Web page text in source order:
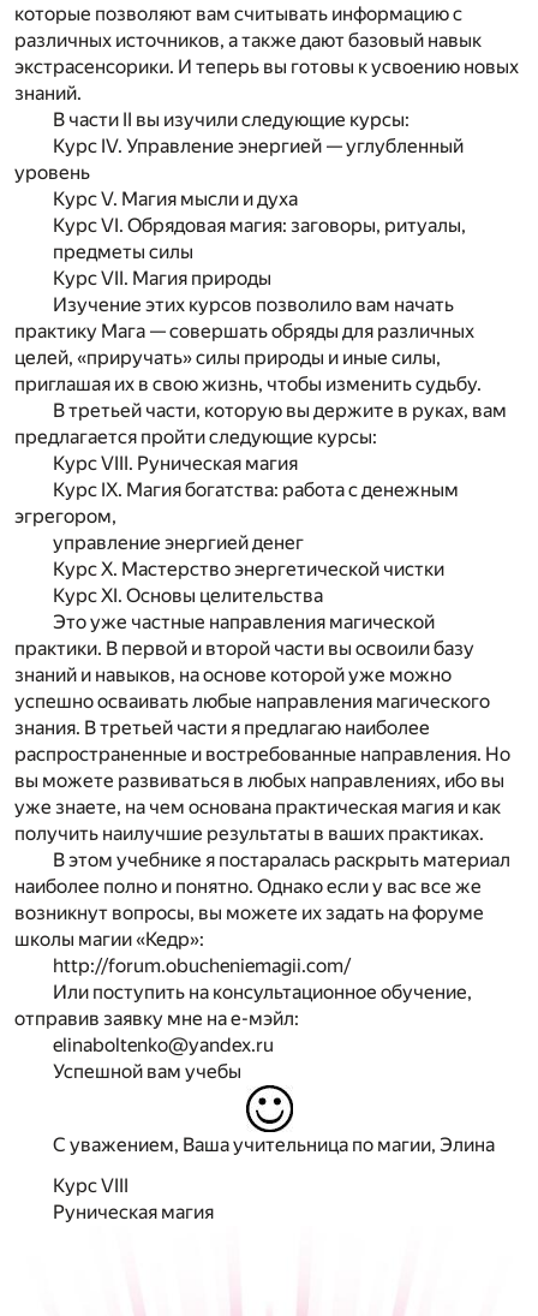
которые позволяют вам считывать информацию с
различных источников, а также дают базовый навык
экстрасенсорики. И теперь вы готовы к усвоению новых
знаний.
В части II вы изучили следующие курсы:
Курс IV. Управление энергией — углубленный
уровень
Курс V. Магия мысли и духа
Курс VI. Обрядовая магия: заговоры, ритуалы,
предметы силы
Курс VII. Магия природы
Изучение этих курсов позволило вам начать
практику Мага — совершать обряды для различных
целей, «приручать» силы природы и иные силы,
приглашая их в свою жизнь, чтобы изменить судьбу.
В третьей части, которую вы держите в руках, вам
предлагается пройти следующие курсы:
Курс VIII. Руническая магия
Курс IX. Магия богатства: работа с денежным
эгрегором,
управление энергией денег
Курс X. Мастерство энергетической чистки
Курс XI. Основы целительства
Это уже частные направления магической
практики. В первой и второй части вы освоили базу
знаний и навыков, на основе которой уже можно
успешно осваивать любые направления магического
знания. В третьей части я предлагаю наиболее
распространенные и востребованные направления. Но
вы можете развиваться в любых направлениях, ибо вы
уже знаете, на чем основана практическая магия и как
получить наилучшие результаты в ваших практиках.
В этом учебнике я постаралась раскрыть материал
наиболее полно и понятно. Однако если у вас все же
возникнут вопросы, вы можете их задать на форуме
школы магии «Кедр»:
http://forum.obucheniemagii.com/
Или поступить на консультационное обучение,
отправив заявку мне на е-мэйл:
elinaboltenko@yandex.ru
Успешной вам учебы
С уважением, Ваша учительница по магии, Элина
Курс VIII
Руническая магия